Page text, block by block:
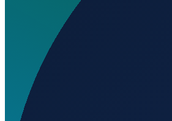
Wird geladen...
41.11453
Barcelona